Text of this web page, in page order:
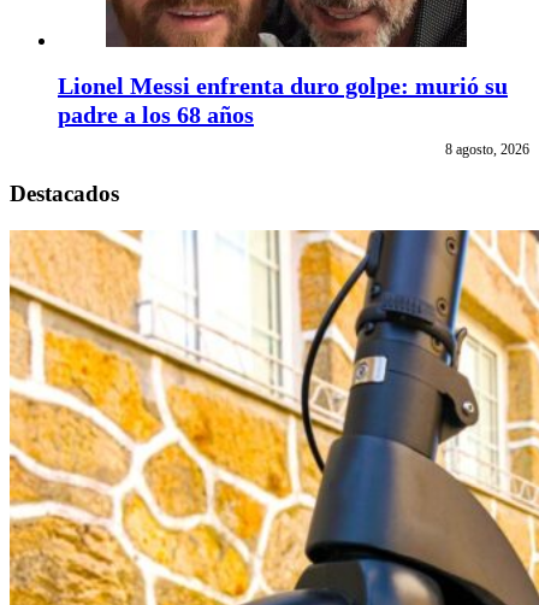
Lionel Messi enfrenta duro golpe: murió su
padre a los 68 años
8 agosto, 2026
Destacados